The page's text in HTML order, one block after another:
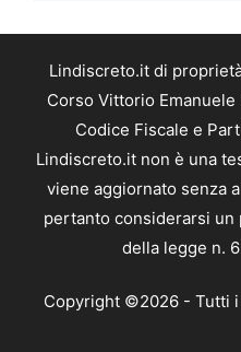
Lindiscreto.it di
Corso Vittorio Emanuele
Codice Fiscale e
Lindiscreto.it non è una
viene aggiornato senza
pertanto considerarsi
della legge n.
Copyright ©2026 - Tutti